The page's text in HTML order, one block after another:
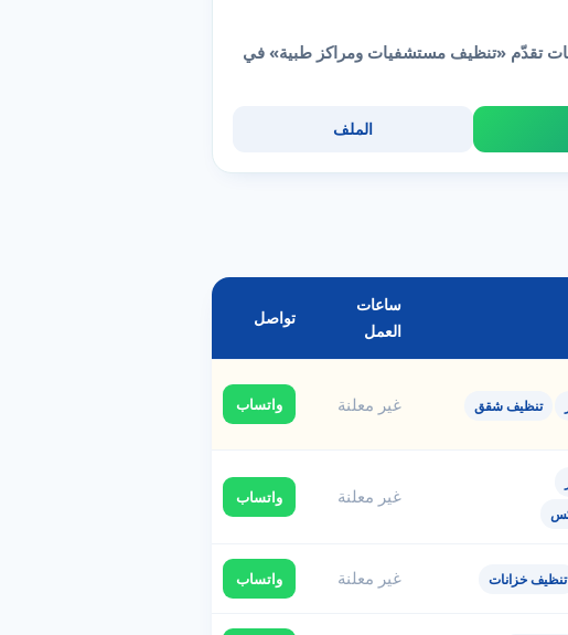
تقدّم «تنظيف مستشفيات ومراكز طبية» في
الملف
ساعات
العمل
تواصل
تنظيف شقق غير معلنة واتساب
غير معلنة واتساب
تنظيف خزانات غير معلنة واتساب